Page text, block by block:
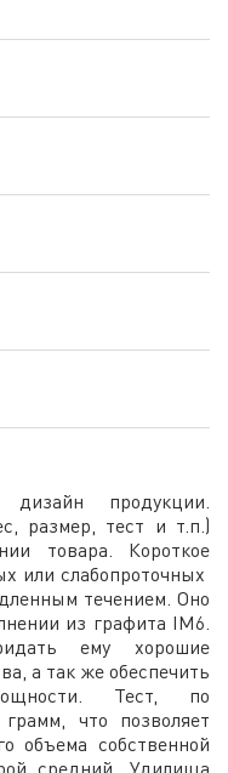
продукции.
размер, тест и т.п.)
товара. Короткое
или слабопроточных
течением. Оно
из графита IM6.
ему хорошие
а так же обеспечить
Тест, по
что позволяет
объема собственной
средний. Удилища